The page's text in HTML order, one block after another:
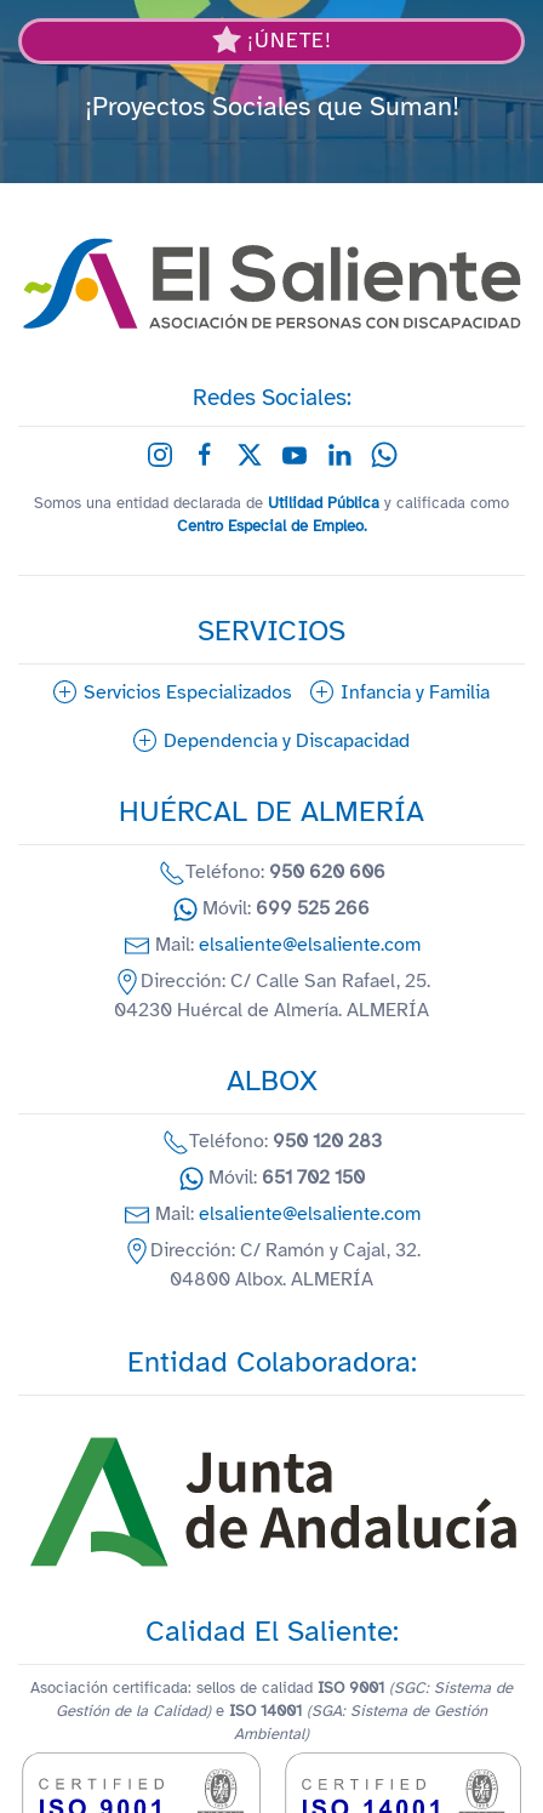
¡ÚNETE!
¡Proyectos Sociales que Suman!
Redes Sociales:
Somos una entidad declarada de Utilidad Pública y calificada como
Centro Especial de Empleo.
SERVICIOS
Servicios Especializados Infancia y Familia
Dependencia y Discapacidad
HUÉRCAL DE ALMERÍA
Teléfono: 950 620 606
Móvil: 699 525 266
Mail: elsaliente@elsaliente.com
Dirección: C/ Calle San Rafael, 25.
04230 Huércal de Almería. ALMERÍA
ALBOX
Teléfono: 950 120 283
Móvil: 651 702 150
Mail: elsaliente@elsaliente.com
Dirección: C/ Ramón y Cajal, 32.
04800 Albox. ALMERÍA
Entidad Colaboradora:
Calidad El Saliente:
Asociación certificada: sellos de calidad ISO 9001 (SGC: Sistema de
Gestión de la Calidad)e ISO 14001 (SGA: Sistema de Gestión
Ambiental)